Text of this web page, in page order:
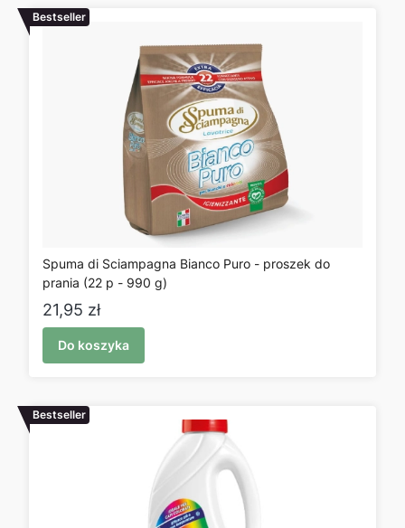
Bestseller
Spuma di Sciampagna Bianco Puro - proszek do
prania (22 p - 990 g)
Cena
21,95 zł
Do koszyka
Bestseller